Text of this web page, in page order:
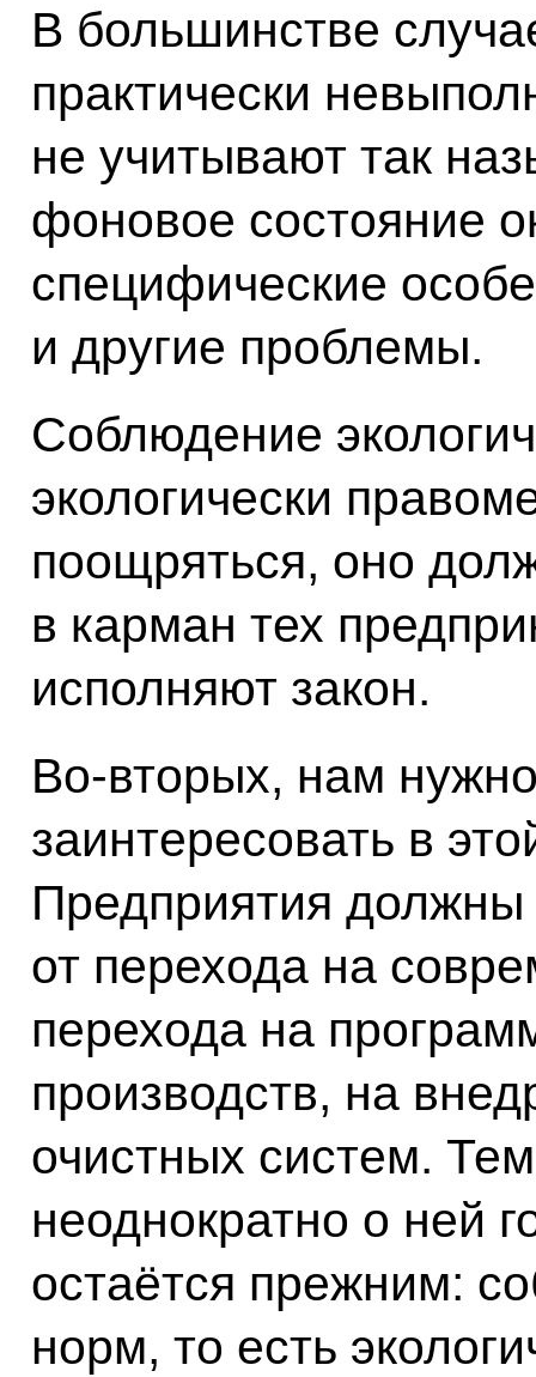
В большинстве
практически
не учитывают так
фоновое состояние
специфические
и другие проблемы.
Соблюдение
экологически
поощряться, оно
в карман тех
исполняют закон.
Во‑вторых, нам
заинтересовать в
Предприятия должны
от перехода на
перехода на
производств, на
очистных систем.
неоднократно о ней
остаётся прежним:
норм, то есть